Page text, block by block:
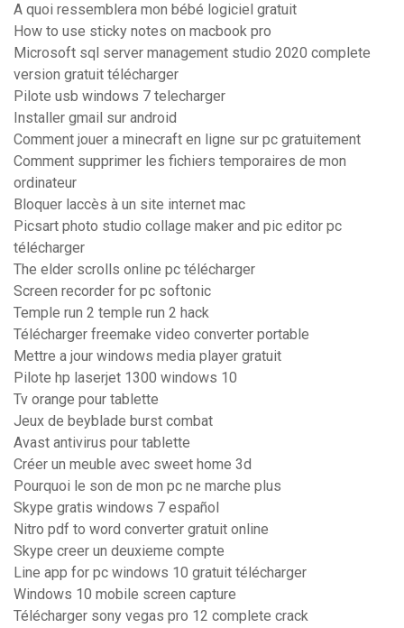
A quoi ressemblera mon bébé logiciel gratuit
How to use sticky notes on macbook pro
Microsoft sql server management studio 2020 complete
version gratuit télécharger
Pilote usb windows 7 telecharger
Installer gmail sur android
Comment jouer a minecraft en ligne sur pc gratuitement
Comment supprimer les fichiers temporaires de mon
ordinateur
Bloquer laccès à un site internet mac
Picsart photo studio collage maker and pic editor pc
télécharger
The elder scrolls online pc télécharger
Screen recorder for pc softonic
Temple run 2 temple run 2 hack
Télécharger freemake video converter portable
Mettre a jour windows media player gratuit
Pilote hp laserjet 1300 windows 10
Tv orange pour tablette
Jeux de beyblade burst combat
Avast antivirus pour tablette
Créer un meuble avec sweet home 3d
Pourquoi le son de mon pc ne marche plus
Skype gratis windows 7 español
Nitro pdf to word converter gratuit online
Skype creer un deuxieme compte
Line app for pc windows 10 gratuit télécharger
Windows 10 mobile screen capture
Télécharger sony vegas pro 12 complete crack